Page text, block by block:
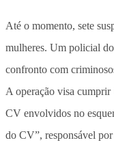
Até o momento, sete
mulheres. Um policial
confronto com
A operação visa cumprir
CV envolvidos no
do CV”, responsável